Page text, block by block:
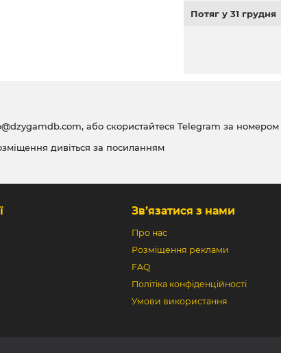
Потяг у 31 грудня
, або скористайтеся Telegram за номером
дивіться за посиланням
Зв’язатися з нами
Про нас
Розміщення реклами
FAQ
Політіка конфіденційності
Умови використання